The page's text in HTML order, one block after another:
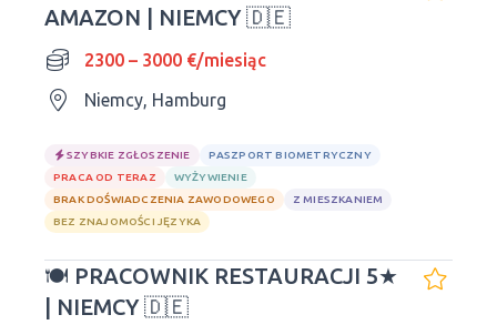
AMAZON | NIEMCY 🇩🇪
2300 – 3000 €/miesiąc
Niemcy, Hamburg
SZYBKIE ZGŁOSZENIE
PASZPORT BIOMETRYCZNY
PRACA OD TERAZ
WYŻYWIENIE
BRAK DOŚWIADCZENIA ZAWODOWEGO
Z MIESZKANIEM
BEZ ZNAJOMOŚCI JĘZYKA
🍽 PRACOWNIK RESTAURACJI 5★
| NIEMCY 🇩🇪